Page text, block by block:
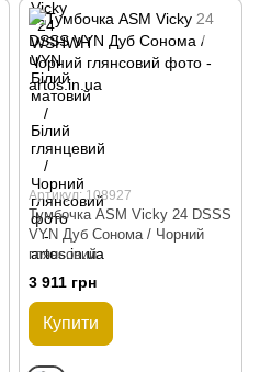
Артикул: 108927
Тумбочка ASM Vicky 24 DSSS
VYN Дуб Сонома / Чорний
глянсовий
3 911 грн
Купити